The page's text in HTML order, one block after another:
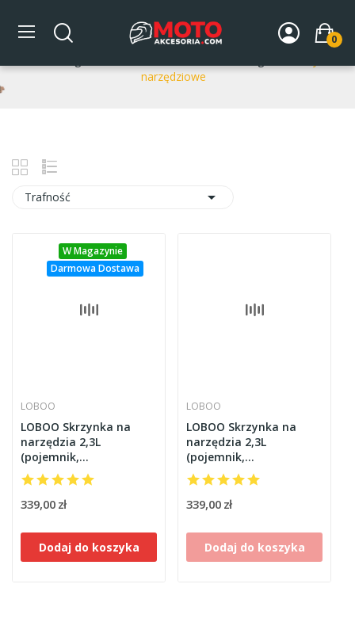
0
Pasy narzędziowe
narzędziowe
Trafność 
W Magazynie
Darmowa Dostawa
LOBOO
LOBOO Skrzynka na
narzędzia 2,3L
(pojemnik,
narzędziówka) z płytą
montażową,
montowana do
bocznych
339,00 zł
Dodaj do koszyka
LOBOO
LOBOO Skrzynka na
narzędzia 2,3L
(pojemnik,
narzędziówka) z płytą
montażową,
montowana do
bocznych
339,00 zł
Dodaj do koszyka